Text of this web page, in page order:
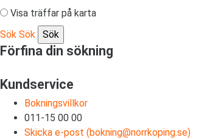
Visa träffar på karta
Sök Sök
Förfina din sökning
Kundservice
Bokningsvillkor
011-15 00 00
Skicka e-post (bokning@norrkoping.se)